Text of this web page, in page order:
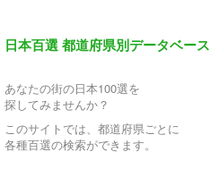
日本百選 都道府県別データベース
あなたの街の日本100選を
探してみませんか？
このサイトでは、都道府県ごとに
各種百選の検索ができます。